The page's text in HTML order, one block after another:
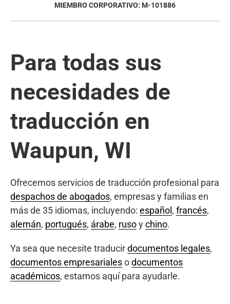
MIEMBRO CORPORATIVO: M-101886
Para todas sus
necesidades de
traducción en
Waupun, WI
Ofrecemos servicios de traducción profesional para
despachos de abogados, empresas y familias en
más de 35 idiomas, incluyendo: español , francés,
alemán, portugués, árabe, rusoychino.
Ya sea que necesite traducirdocumentos legales,
documentos empresarialesodocumentos
académicos, estamos aquí para ayudarle.